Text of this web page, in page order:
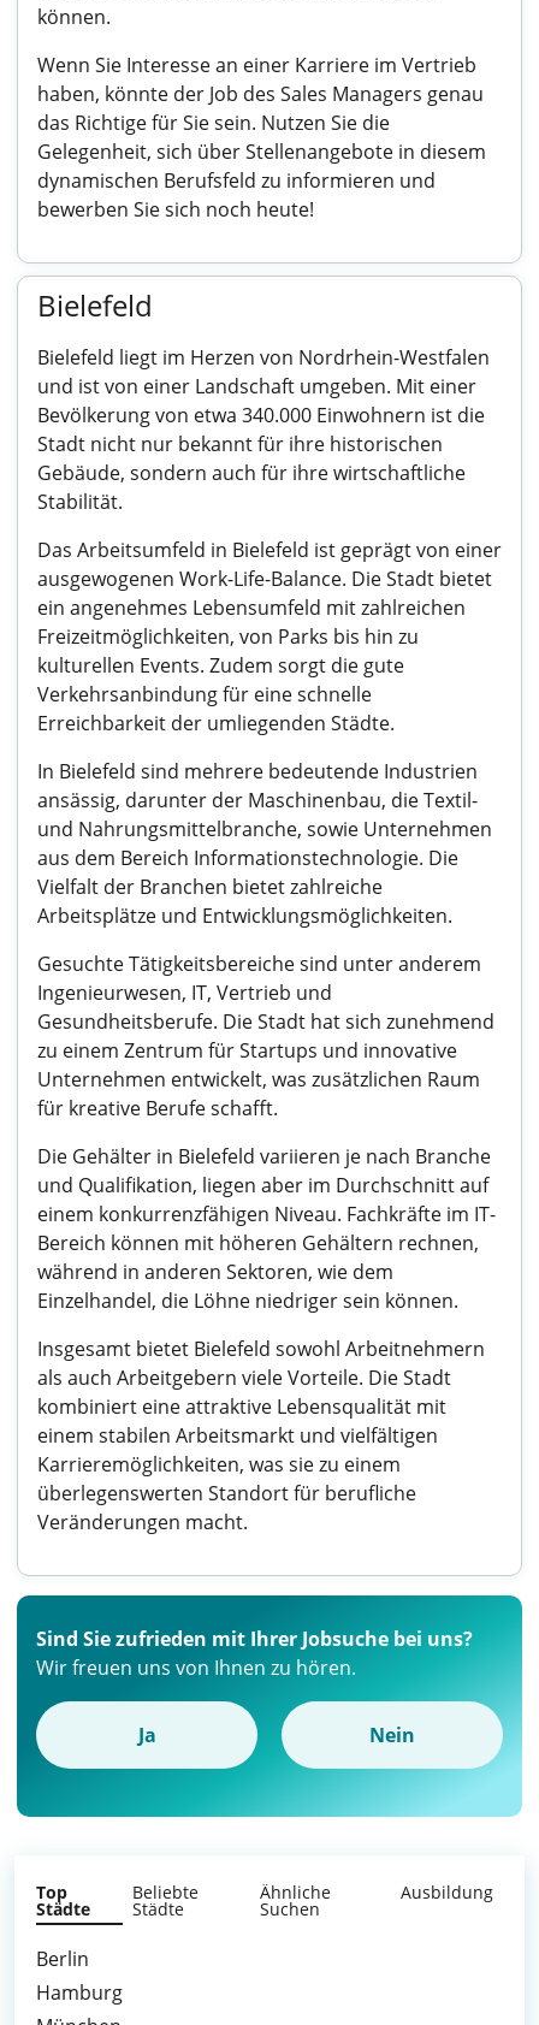
können.
Wenn Sie Interesse an einer Karriere im Vertrieb
haben, könnte der Job des Sales Managers genau
das Richtige für Sie sein. Nutzen Sie die
Gelegenheit, sich über Stellenangebote in diesem
dynamischen Berufsfeld zu informieren und
bewerben Sie sich noch heute!
Bielefeld
Bielefeld liegt im Herzen von Nordrhein-Westfalen
und ist von einer Landschaft umgeben. Mit einer
Bevölkerung von etwa 340.000 Einwohnern ist die
Stadt nicht nur bekannt für ihre historischen
Gebäude, sondern auch für ihre wirtschaftliche
Stabilität.
Das Arbeitsumfeld in Bielefeld ist geprägt von einer
ausgewogenen Work-Life-Balance. Die Stadt bietet
ein angenehmes Lebensumfeld mit zahlreichen
Freizeitmöglichkeiten, von Parks bis hin zu
kulturellen Events. Zudem sorgt die gute
Verkehrsanbindung für eine schnelle
Erreichbarkeit der umliegenden Städte.
In Bielefeld sind mehrere bedeutende Industrien
ansässig, darunter der Maschinenbau, die Textil-
und Nahrungsmittelbranche, sowie Unternehmen
aus dem Bereich Informationstechnologie. Die
Vielfalt der Branchen bietet zahlreiche
Arbeitsplätze und Entwicklungsmöglichkeiten.
Gesuchte Tätigkeitsbereiche sind unter anderem
Ingenieurwesen, IT, Vertrieb und
Gesundheitsberufe. Die Stadt hat sich zunehmend
zu einem Zentrum für Startups und innovative
Unternehmen entwickelt, was zusätzlichen Raum
für kreative Berufe schafft.
Die Gehälter in Bielefeld variieren je nach Branche
und Qualifikation, liegen aber im Durchschnitt auf
einem konkurrenzfähigen Niveau. Fachkräfte im IT-
Bereich können mit höheren Gehältern rechnen,
während in anderen Sektoren, wie dem
Einzelhandel, die Löhne niedriger sein können.
Insgesamt bietet Bielefeld sowohl Arbeitnehmern
als auch Arbeitgebern viele Vorteile. Die Stadt
kombiniert eine attraktive Lebensqualität mit
einem stabilen Arbeitsmarkt und vielfältigen
Karrieremöglichkeiten, was sie zu einem
überlegenswerten Standort für berufliche
Veränderungen macht.
Sind Sie zufrieden mit Ihrer Jobsuche bei uns?
Wir freuen uns von Ihnen zu hören.
Ja Nein
Top
Städte
Beliebte
Städte
Ähnliche
Suchen
Ausbildung
Berlin
Hamburg